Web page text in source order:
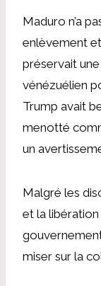
Maduro n’a
enlèvement
préservait
vénézuélien
Trump avait
menotté
un
Malgré les
et la
miser sur la